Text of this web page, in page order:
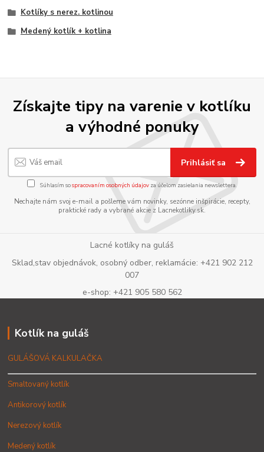
Kotlíky s nerez. kotlinou
Medený kotlík + kotlina
Získajte tipy na varenie v kotlíku
a výhodné ponuky
Prihlásiť sa
Súhlasím sospracovaním osobných údajov za účelom zasielania newslettera.
Nechajte nám svoj e-mail a pošleme vám novinky, sezónne inšpirácie, recepty,
praktické rady a vybrané akcie z Lacnekotliky.sk.
Lacné kotlíky na guláš
Sklad,stav objednávok, osobný odber, reklamácie: +421 902 212
007
e-shop: +421 905 580 562
Kotlík na guláš
GULÁŠOVÁ KALKULAČKA
Smaltovaný kotlík
Antikorový kotlík
Nerezový kotlík
Medený kotlík